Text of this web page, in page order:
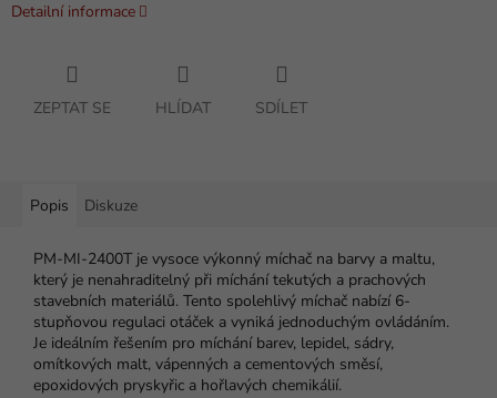
Detailní informace
ZEPTAT SE HLÍDAT SDÍLET
Popis Diskuze
PM-MI-2400T je vysoce výkonný míchač na barvy a maltu,
který je nenahraditelný při míchání tekutých a prachových
stavebních materiálů. Tento spolehlivý míchač nabízí 6-
stupňovou regulaci otáček a vyniká jednoduchým ovládáním.
Je ideálním řešením pro míchání barev, lepidel, sádry,
omítkových malt, vápenných a cementových směsí,
epoxidových pryskyřic a hořlavých chemikálií.